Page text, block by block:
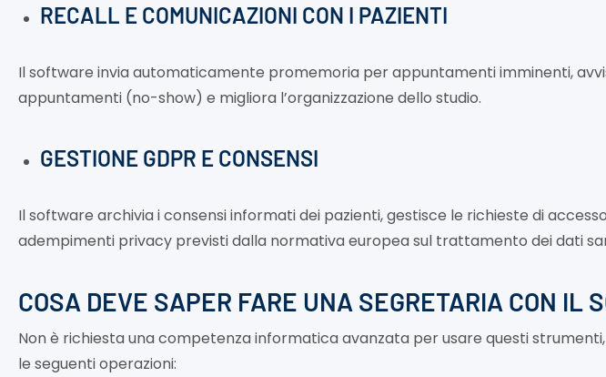
RECALL E COMUNICAZIONI CON I PAZIENTI
Il software invia automaticamente promemoria per appuntamenti imminenti,
appuntamenti (no-show) e migliora l’organizzazione dello studio.
GESTIONE GDPR E CONSENSI
Il software archivia i consensi informati dei pazienti, gestisce le richieste di
adempimenti privacy previsti dalla normativa europea sul trattamento dei dati
COSA DEVE SAPER FARE UNA SEGRETARIA CON IL
Non è richiesta una competenza informatica avanzata per usare questi
le seguenti operazioni: